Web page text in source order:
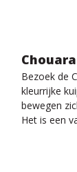
Bezoek de
kleurrijke
bewegen
Het is een